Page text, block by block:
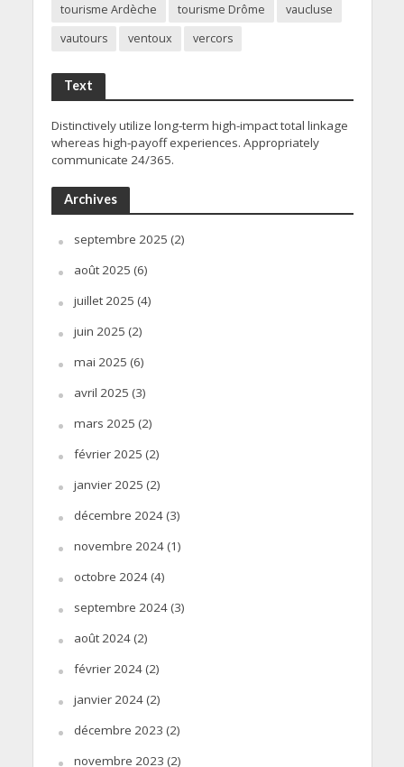
tourisme Ardèche
tourisme Drôme
vaucluse
vautours
ventoux vercors
Text
Distinctively utilize long-term high-impact total linkage
whereas high-payoff experiences. Appropriately
communicate 24/365.
Archives
septembre 2025 (2)
août 2025 (6)
juillet 2025 (4)
juin 2025 (2)
mai 2025 (6)
avril 2025 (3)
mars 2025 (2)
février 2025 (2)
janvier 2025 (2)
décembre 2024(3)
novembre 2024(1)
octobre 2024(4)
septembre 2024(3)
août 2024(2)
février 2024(2)
janvier 2024(2)
décembre 2023 (2)
novembre 2023 (2)